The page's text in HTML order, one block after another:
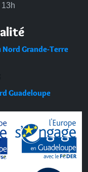
Grande-Terre
Guadeloupe